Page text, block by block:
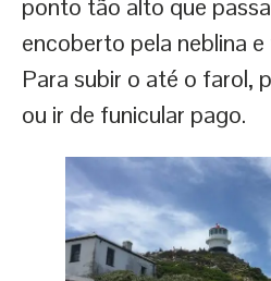
ponto tão alto que
encoberto pela neblina
Para subir o até o farol,
ou ir de funicular pago.